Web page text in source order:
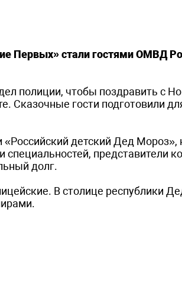
Первых» стали гостями ОМВД
полиции, чтобы поздравить с
Сказочные гости подготовили
детский Дед Мороз»,
представители
долг.
В столице республики